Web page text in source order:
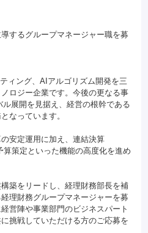
するグループマネージャー職を募
ィング、AIアルゴリズム開発を三
ロジー企業です。今後の更なる事
展開を見据え、経営の根幹である
なっています。
安定運用に加え、連結決算
算策定といった機能の高度化を進め
築をリードし、経理財務部長を補
理財務グループマネージャーを募
営陣や事業部門のビジネスパート
挑戦していただける方のご応募を